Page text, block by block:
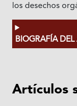
los desechos
BIOGRAFÍA
Artículos